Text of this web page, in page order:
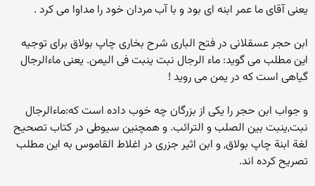
یعنی آقای ما عمر ابنه ای بود و با آب مردان خود را مداوا می کرد .
ابن حجر عسقلانی در فتح الباری شرح بخاری چاپ بولاق برای توجیه
این مطلب می گوید: ماء الرجال نبت ینبت فی الیمن. یعنی ماءالرجال
گیاهی است که در یمن می روید !
و جواب ابن حجر را یکی از بزرگان چه خوب داده است که:ماءالرجال
نبت,ینبت بین الصلب و الترائب. و همچنین سیوطی در کتاب تصحیح
لغة ابنة چاپ بولاق, و ابن اثیر جزری در اغلاط القاموس به این مطلب
تصریح کرده اند.